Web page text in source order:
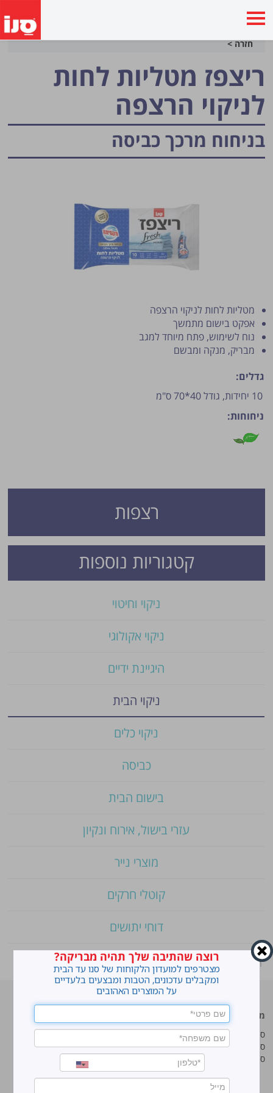
חזרה >
רצפות
ריצפז מטליות לחות
לניקוי הרצפה
בניחוח מרכך כביסה
מטליות לחות לניקוי הרצפה
אפקט בישום מתמשך
נוח לשימוש, פתח מיוחד למגב
מבריק, מנקה ומבשם
ניחוחות:
אולטרה
פרש
גדלים:
10 יחידות, גודל 40*70 ס"מ
קטגוריות נוספות
ניקוי וחיטוי
ניקוי אקולוגי
היגיינת ידיים
ניקוי הבית
ניקוי כלים
כביסה
בישום הבית
עזרי בישול, אירוח ונקיון
מוצרי נייר
קוטלי חרקים
דוחי יתושים
פרסום הטיפ מותנה לשיקול מנהל האתר.
ראשי Shop
»ריצפז מטליות לחות לניקוי הרצפה
מוצרים מובילים
סנו ז'אוול סופר ג'ל
סנו ז'אוול קצף ניקוי
סנו ז'אוול אבקת ניקוי
לנקות חלונות עם חיוך
עושים סדר בארון הנעליים
טיפים והמלצות מקצועיות לשימוש
רוצה שהתיבה שלך תהיה מבריקה?
מצטרפים למועדון הלקוחות של סנו עד הבית
ומקבלים עדכונים, הטבות ומבצעים בלעדיים
על המוצרים האהובים